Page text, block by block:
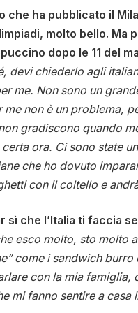
che ha pubblicato il
molto bello. Ma
dopo le 11 del
devi chiederlo agli
me. Non sono un
me non è un problema,
gradiscono quando
ora. Ci sono state
che ho dovuto
con il coltello e
sì che l’Italia ti faccia
esco molto, sto molto
come i sandwich burro
con la mia famiglia,
mi fanno sentire a casa